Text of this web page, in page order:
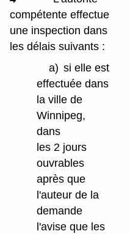
compétente effectue
une inspection dans
les délais suivants :
a) si elle est
effectuée dans
la ville de
Winnipeg,
dans
les 2 jours
ouvrables
après que
l'auteur de la
demande
l'avise que les